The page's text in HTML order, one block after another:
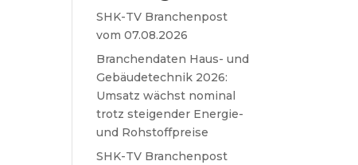
SHK-TV Branchenpost
vom 07.08.2026
Branchendaten Haus- und
Gebäudetechnik 2026:
Umsatz wächst nominal
trotz steigender Energie-
und Rohstoffpreise
SHK-TV Branchenpost